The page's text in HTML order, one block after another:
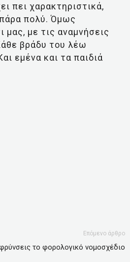
πει χαρακτηριστικά,
πάρα πολύ. Όμως
με τις αναμνήσεις
βράδυ του λέω
εμένα και τα παιδιά
Επόμενο άρθρο
το φορολογικό νομοσχέδιο